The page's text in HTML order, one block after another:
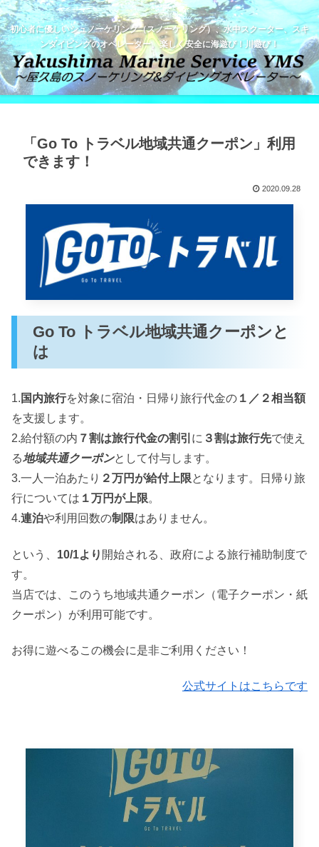
初心者に優しいシュノーケリング（スノーケリング）、水中スクーター、スキ
ンダイビングのオペレーター。楽しく安全に海遊び！川遊び！
「Go To トラベル地域共通クーポン」利用
できます！
2020.09.28
Go To トラベル地域共通クーポンと
は
1. 国内旅行を対象に宿泊・日帰り旅行代金の １／２相当額
を支援します。
2.給付額の内 ７割は旅行代金の割引 に ３割は旅行先で使え
る地域共通クーポンとして付与します。
3.一人一泊あたり ２万円が給付上限となります。日帰り旅
行については １万円が上限。
4.連泊や利用回数の制限はありません。
という、 10/1より 開始される、政府による旅行補助制度で
す。
当店では、このうち地域共通クーポン（電子クーポン・紙
クーポン）が利用可能です。
お得に遊べるこの機会に是非ご利用ください！
公式サイトはこちらです